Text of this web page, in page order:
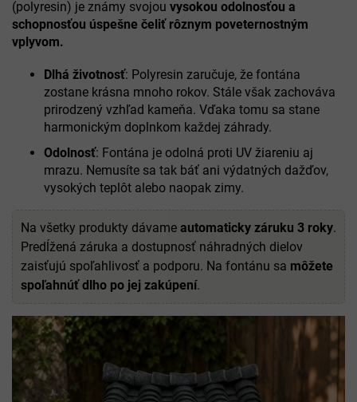
(polyresin) je známy svojou vysokou odolnosťou a
schopnosťou úspešne čeliť rôznym poveternostným
vplyvom.
Dlhá životnosť: Polyresin zaručuje, že fontána
zostane krásna mnoho rokov. Stále však zachováva
prirodzený vzhľad kameňa. Vďaka tomu sa stane
harmonickým doplnkom každej záhrady.
Odolnosť: Fontána je odolná proti UV žiareniu aj
mrazu. Nemusíte sa tak báť ani výdatných dažďov,
vysokých teplôt alebo naopak zimy.
Na všetky produkty dávame automaticky záruku 3 roky.
Predĺžená záruka a dostupnosť náhradných dielov
zaisťujú spoľahlivosť a podporu. Na fontánu sa môžete
spoľahnúť dlho po jej zakúpení.